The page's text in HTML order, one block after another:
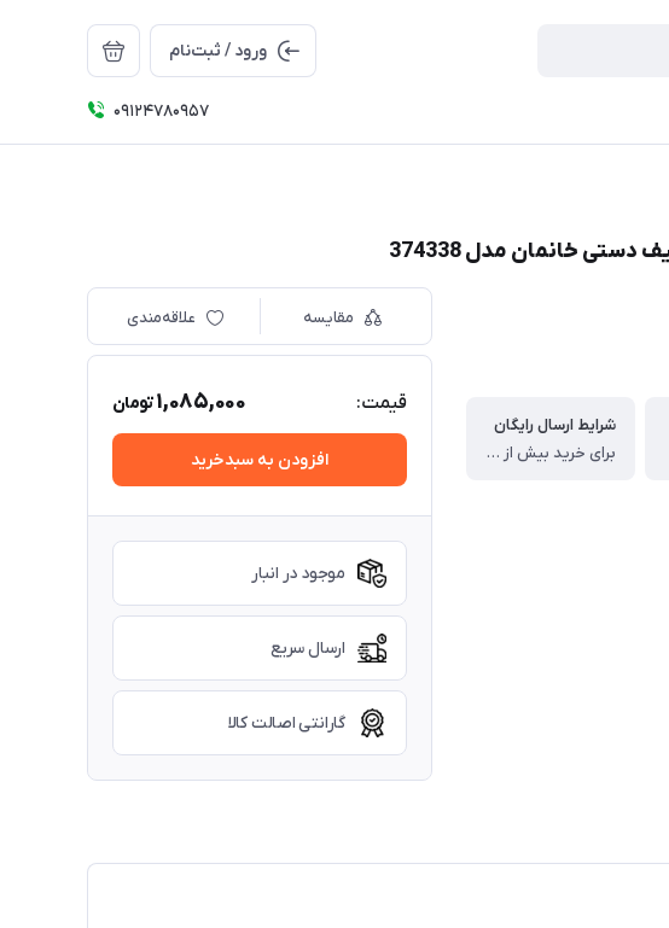
ورود / ثبت‌نام
09124780957
شرایط ارسال رایگان
برای خرید بیش از سه میلیون برای تهران
مقایسه علاقه‌مندی
قیمت: 1,085,000تومان
افزودن به سبدخرید
موجود در انبار
ارسال سریع
گارانتی اصالت کالا